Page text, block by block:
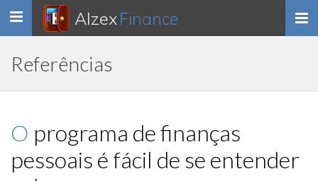
Toggle
navigation
AlzexFinance
Referências
O programa de finanças
pessoais é fácil de se entender